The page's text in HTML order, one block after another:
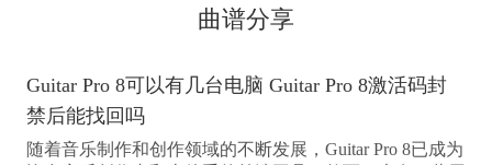
曲谱分享
Guitar Pro 8可以有几台电脑 Guitar Pro 8激活码封
禁后能找回吗
随着音乐制作和创作领域的不断发展，Guitar Pro 8已成为